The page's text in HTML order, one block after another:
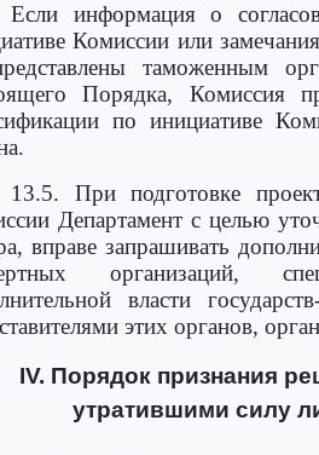
Если информация о
Комиссии или
таможенным
Порядка, Комиссия
по инициативе
13.5. При подготовке
Департамент с целью
вправе запрашивать
организаций,
власти
этих органов,
IV. Порядок признания
утратившими силу